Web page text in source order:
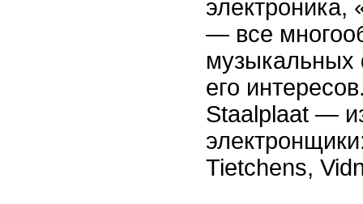
электроника,
— все
музыкальных
его
Staalplaat —
Tietchens,